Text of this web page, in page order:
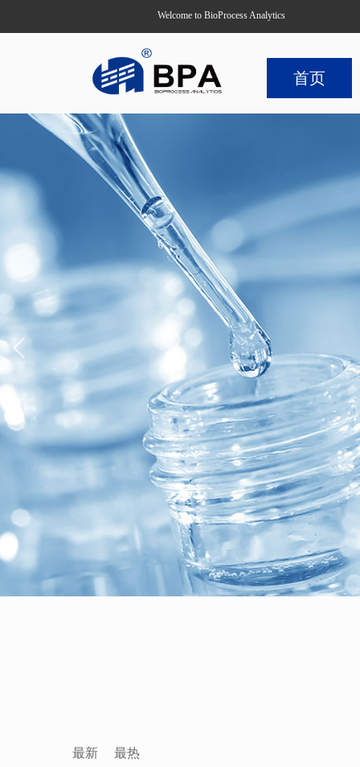
Welcome to BioProcess Analytics
首页
最新 最热